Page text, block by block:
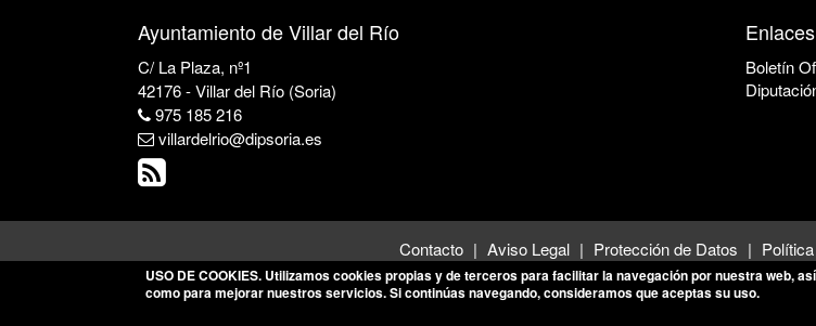
Ayuntamiento de Villar del Río
C/ La Plaza, nº1
42176 - Villar del Río (Soria)
975 185 216
villardelrio@dipsoria.es
Boletín
Contacto Aviso Legal Protección de Datos
© 2026 Ayuntamiento de Villar
USO DE COOKIES. Utilizamos cookies propias y de terceros para facilitar la navegación por nuestra web, así
como para mejorar nuestros servicios. Si continúas navegando, consideramos que aceptas su uso.